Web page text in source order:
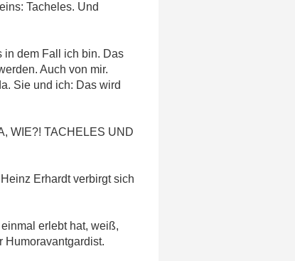
Tacheles. Und
in dem Fall ich bin. Das
Auch von mir.
Sie und ich: Das wird
WIE?! TACHELES UND
Erhardt verbirgt sich
erlebt hat, weiß,
Humoravantgardist.